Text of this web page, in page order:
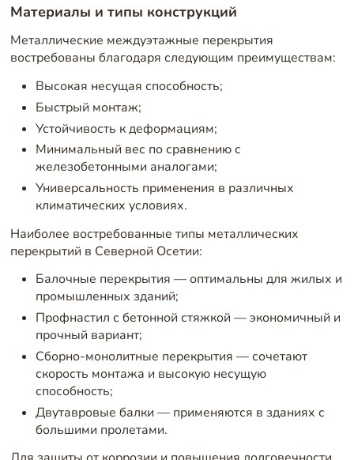
Материалы и типы конструкций
Металлические междуэтажные перекрытия
востребованы благодаря следующим преимуществам:
Высокая несущая способность;
Быстрый монтаж;
Устойчивость к деформациям;
Минимальный вес по сравнению с
железобетонными аналогами;
Универсальность применения в различных
климатических условиях.
Наиболее востребованные типы металлических
перекрытий в Северной Осетии:
Балочные перекрытия — оптимальны для жилых и
промышленных зданий;
Профнастил с бетонной стяжкой — экономичный и
прочный вариант;
Сборно-монолитные перекрытия — сочетают
скорость монтажа и высокую несущую
способность;
Двутавровые балки — применяются в зданиях с
большими пролетами.